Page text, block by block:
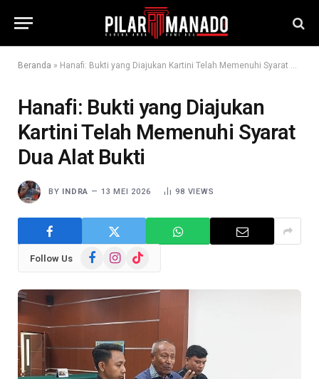
Beranda » Hanafi: Bukti yang Diajukan Kartini Telah Memenuhi Syarat Dua Alat Bukti
Hanafi: Bukti yang Diajukan
Kartini Telah Memenuhi Syarat
Dua Alat Bukti
BY INDRA 13 MEI 2026 98 VIEWS
Follow Us FacebookInstagram
TikTok